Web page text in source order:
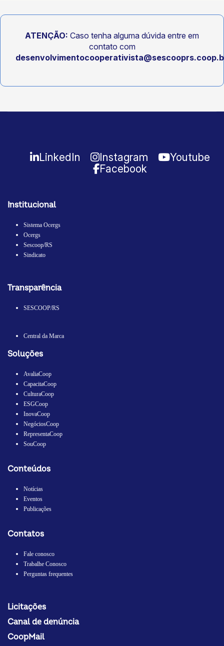
ATENÇÃO: Caso tenha alguma dúvida entre em
contato com
LinkedIn Instagram
Youtube
Facebook
Institucional
Sistema Ocergs
Ocergs
Sescoop/RS
Sindicato
Transparência
SESCOOP/RS
Central da Marca
Soluções
AvaliaCoop
CapacitaCoop
CulturaCoop
ESGCoop
InovaCoop
NegóciosCoop
RepresentaCoop
SouCoop
Conteúdos
Notícias
Eventos
Publicações
Contatos
Fale conosco
Trabalhe Conosco
Perguntas frequentes
Licitações
Canal de denúncia
CoopMail